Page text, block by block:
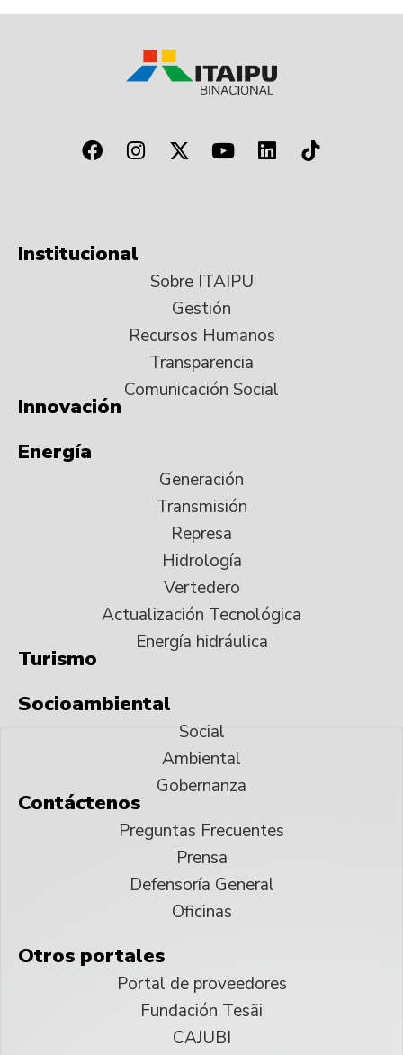
Institucional
Sobre ITAIPU
Gestión
Recursos Humanos
Transparencia
Comunicación Social
Innovación
Energía
Generación
Transmisión
Represa
Hidrología
Vertedero
Actualización Tecnológica
Energía hidráulica
Turismo
Socioambiental
Social
Ambiental
Gobernanza
Contáctenos
Preguntas Frecuentes
Prensa
Defensoría General
Oficinas
Otros portales
Portal de proveedores
Fundación Tesãi
CAJUBI